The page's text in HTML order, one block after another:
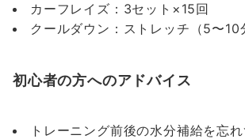
カーフレイズ：3セット×15回
クールダウン：ストレッチ（5〜10
初心者の方へのアドバイス
トレーニング前後の水分補給を忘